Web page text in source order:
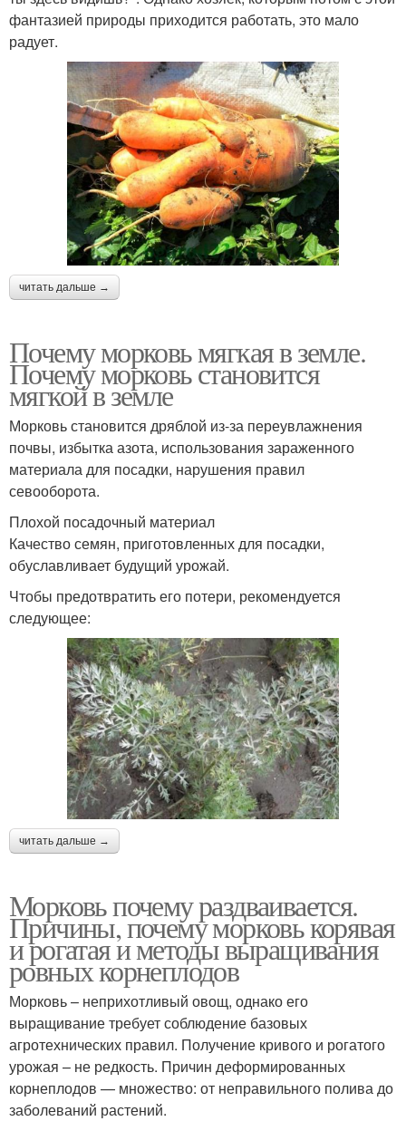
фантазией природы приходится работать, это мало
радует.
читать дальше →
Почему морковь мягкая в земле.
Почему морковь становится
мягкой в земле
Морковь становится дряблой из-за переувлажнения
почвы, избытка азота, использования зараженного
материала для посадки, нарушения правил
севооборота.
Плохой посадочный материал
Качество семян, приготовленных для посадки,
обуславливает будущий урожай.
Чтобы предотвратить его потери, рекомендуется
следующее:
читать дальше →
Морковь почему раздваивается.
Причины, почему морковь корявая
и рогатая и методы выращивания
ровных корнеплодов
Морковь – неприхотливый овощ, однако его
выращивание требует соблюдение базовых
агротехнических правил. Получение кривого и рогатого
урожая – не редкость. Причин деформированных
корнеплодов — множество: от неправильного полива до
заболеваний растений.